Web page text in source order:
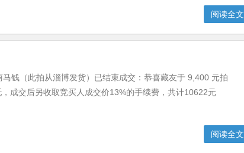
阅读全文
钱（此拍从淄博发货）已结束成交：恭喜藏友于 9,400 元拍
成交后另收取竞买人成交价13%的手续费，共计10622元
阅读全文